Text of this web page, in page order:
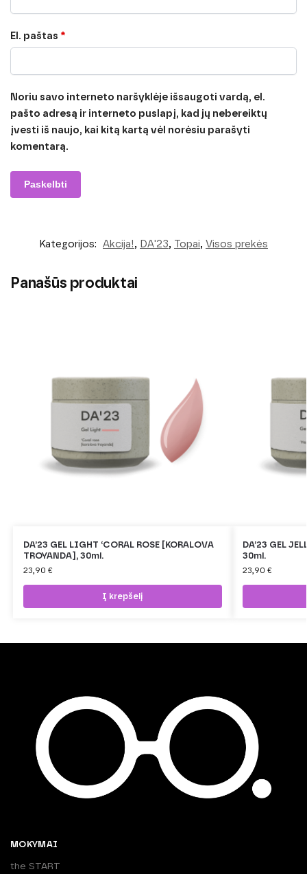
El. paštas *
Noriu savo interneto naršyklėje išsaugoti vardą, el.
pašto adresą ir interneto puslapį, kad jų nebereiktų
įvesti iš naujo, kai kitą kartą vėl norėsiu parašyti
komentarą.
Kategorijos: Akcija!, DA'23, Topai, Visos prekės
Panašūs produktai
DA’23 GEL LIGHT ‘CORAL ROSE [KORALOVA
TROYANDA], 30ml.
23,90 €
Į krepšelį
DA’23 GEL
30ml.
23,90 €
MOKYMAI
the START